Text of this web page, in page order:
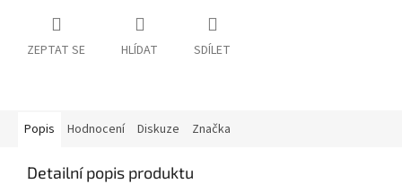
ZEPTAT SE HLÍDAT SDÍLET
Popis Hodnocení Diskuze Značka
Detailní popis produktu